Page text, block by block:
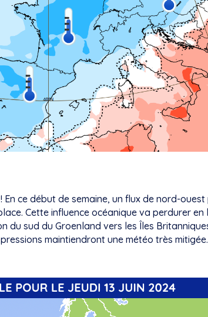
En ce début de semaine, un flux de nord-
Cette influence océanique va perdurer en
du sud du Groenland vers les Îles
maintiendront une météo très mitigée.